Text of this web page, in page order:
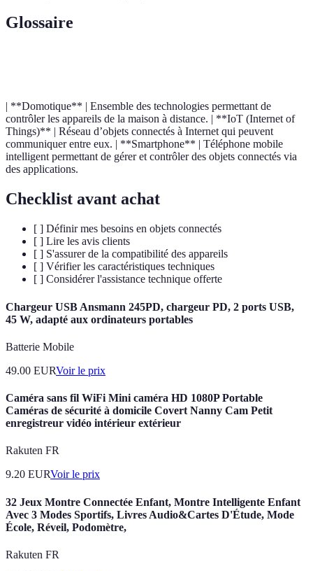
Glossaire
| **Domotique** | Ensemble des technologies permettant de
contrôler les appareils de la maison à distance. | **IoT (Internet of
Things)** | Réseau d’objets connectés à Internet qui peuvent
communiquer entre eux. | **Smartphone** | Téléphone mobile
intelligent permettant de gérer et contrôler des objets connectés via
des applications.
Checklist avant achat
[ ] Définir mes besoins en objets connectés
[ ] Lire les avis clients
[ ] S'assurer de la compatibilité des appareils
[ ] Vérifier les caractéristiques techniques
[ ] Considérer l'assistance technique offerte
Chargeur USB Ansmann 245PD, chargeur PD, 2 ports USB,
45 W, adapté aux ordinateurs portables
Batterie Mobile
49.00 EURVoir le prix
Caméra sans fil WiFi Mini caméra HD 1080P Portable
Caméras de sécurité à domicile Covert Nanny Cam Petit
enregistreur vidéo intérieur extérieur
Rakuten FR
9.20 EURVoir le prix
32 Jeux Montre Connectée Enfant, Montre Intelligente Enfant
Avec 3 Modes Sportifs, Livres Audio&Cartes D'Étude, Mode
École, Réveil, Podomètre,
Rakuten FR